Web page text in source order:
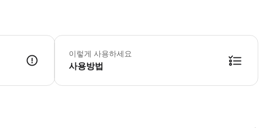
▶ 꼭 알아두세요 * 산타 폰사 비치에서 13:45 출발 - Carrer de Ramon
이렇게 사용하세요
사용방법